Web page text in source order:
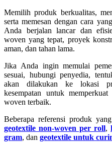
Memilih produk berkualitas,
serta memesan dengan cara
Anda berjalan lancar dan
woven yang tepat, proyek
aman, dan tahan lama.
Jika Anda ingin memulai
sesuai, hubungi penyedia,
akan dilakukan ke lokasi
kesempatan untuk
woven terbaik.
Beberapa referensi produk
geotextile non-woven per roll,
gram, dan geotextile untuk